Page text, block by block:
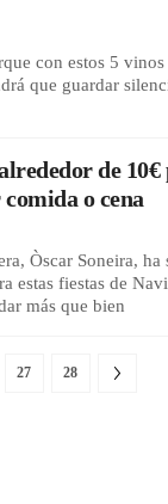
con estos 5
que guardar
de
o cena
Òscar Soneira,
estas fiestas de
más que bien
27 28